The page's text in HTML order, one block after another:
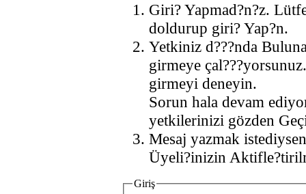
Giri? Yapmad?n?z.
doldurup giri? Yap?n.
Yetkiniz d???nda
girmeye
girmeyi deneyin.
Sorun hala devam
yetkilerinizi gözden
Mesaj yazmak
Üyeli?inizin
Giriş